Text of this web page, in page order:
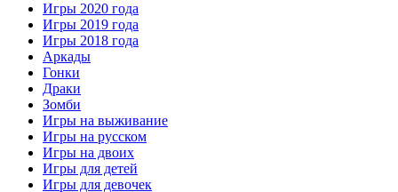
Игры 2020 года
Игры 2019 года
Игры 2018 года
Аркады
Гонки
Драки
Зомби
Игры на выживание
Игры на русском
Игры на двоих
Игры для детей
Игры для девочек